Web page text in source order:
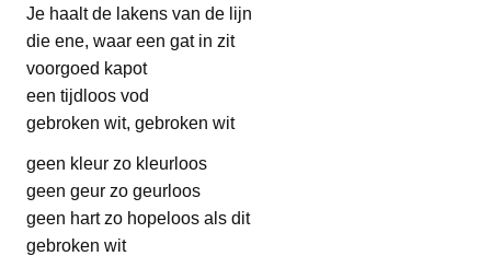
Je haalt de lakens van de lijn
die ene, waar een gat in zit
voorgoed kapot
een tijdloos vod
gebroken wit, gebroken wit
geen kleur zo kleurloos
geen geur zo geurloos
geen hart zo hopeloos als dit
gebroken wit